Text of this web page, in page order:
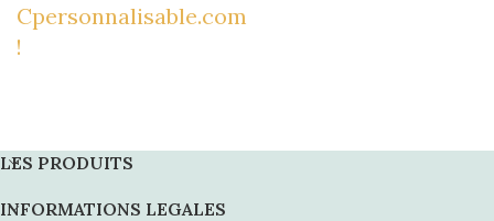
Cpersonnalisable.com
!
LES PRODUITS
INFORMATIONS LEGALES